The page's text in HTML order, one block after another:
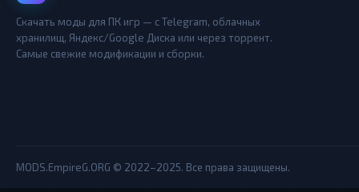
Скачать моды для ПК игр — с Telegram, облачных
хранилищ, Яндекс/Google Диска или через торрент.
Самые свежие модификации и сборки.
MODS.EmpireG.ORG © 2022–2025. Все права защищены.